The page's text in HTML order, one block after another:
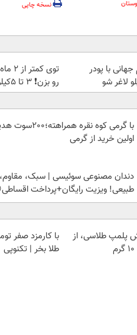
نسخه چاپی
با پودر
توی
رو بزن❗ 3 تا 5کیلو در ماه😍
با گرمی کوه نقره
اولین خرید از گرمی
دندان مصنوعی سوئیسی | سبک، مقاوم،
طبیعی! ویزیت رایگان+پرداخت
پلمپ طلاسی، از
با کارمزد صفر
طلا بخر | تکنوپی